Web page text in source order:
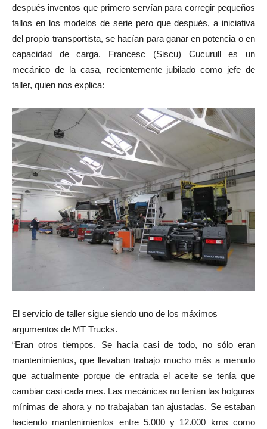
después inventos que primero servían para corregir pequeños
fallos en los modelos de serie pero que después, a iniciativa
del propio transportista, se hacían para ganar en potencia o en
capacidad de carga. Francesc (Siscu) Cucurull es un
mecánico de la casa, recientemente jubilado como jefe de
taller, quien nos explica:
El servicio de taller sigue siendo uno de los máximos
argumentos de MT Trucks.
“Eran otros tiempos. Se hacía casi de todo, no sólo eran
mantenimientos, que llevaban trabajo mucho más a menudo
que actualmente porque de entrada el aceite se tenía que
cambiar casi cada mes. Las mecánicas no tenían las holguras
mínimas de ahora y no trabajaban tan ajustadas. Se estaban
haciendo mantenimientos entre 5.000 y 12.000 kms como